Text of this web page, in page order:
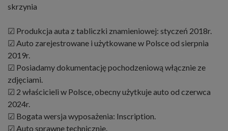
skrzynia
☑ Produkcja auta z tabliczki znamieniowej: styczeń 2018r.
☑ Auto zarejestrowane i użytkowane w Polsce od sierpnia
2019r.
☑ Posiadamy dokumentację pochodzeniową włącznie ze
zdjęciami.
☑ 2 właścicieli w Polsce, obecny użytkuje auto od czerwca
2024r.
☑ Bogata wersja wyposażenia: Inscription.
☑ Auto sprawne technicznie.